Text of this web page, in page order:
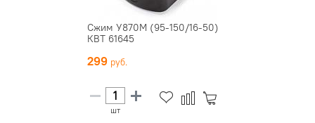
Сжим У870М (95-150/16-50)
КВТ 61645
299
шт